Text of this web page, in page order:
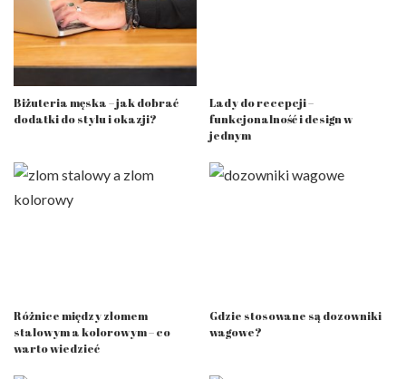
Biżuteria męska – jak dobrać
dodatki do stylu i okazji?
Lady do recepcji –
funkcjonalność i design w
jednym
Różnice między złomem
stalowym a kolorowym – co
warto wiedzieć
Gdzie stosowane są dozowniki
wagowe?